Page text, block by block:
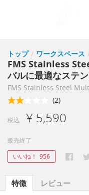
トップ / ワークスペース
FMS Stainless
バルに最適なステ
FMS Stainless Steel
(2)
税込 ¥ 5,590
販売終了
いいね！ 956
特徴 レビュー